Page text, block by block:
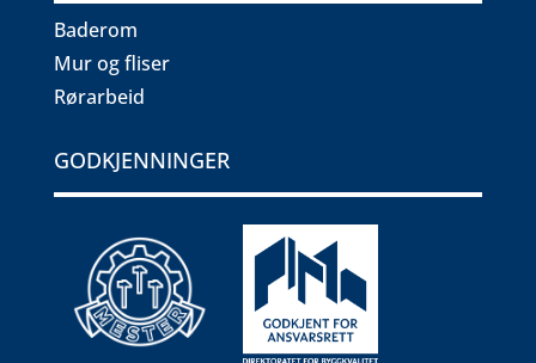
Baderom
Mur og fliser
Rørarbeid
GODKJENNINGER